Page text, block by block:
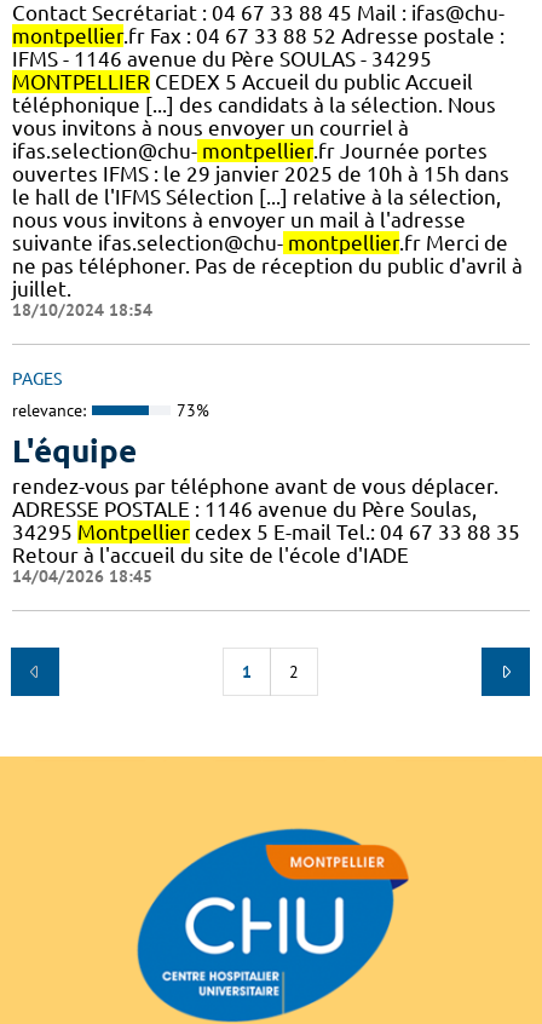
Contact Secrétariat : 04 67 33 88 45 Mail : ifas@chu-
montpellier.fr Fax : 04 67 33 88 52 Adresse postale :
IFMS - 1146 avenue du Père SOULAS - 34295
MONTPELLIER CEDEX 5 Accueil du public Accueil
téléphonique [...] des candidats à la sélection. Nous
vous invitons à nous envoyer un courriel à
ifas.selection@chu- montpellier.fr Journée portes
ouvertes IFMS : le 29 janvier 2025 de 10h à 15h dans
le hall de l'IFMS Sélection [...] relative à la sélection,
nous vous invitons à envoyer un mail à l'adresse
suivante ifas.selection@chu- montpellier.fr Merci de
ne pas téléphoner. Pas de réception du public d'avril à
juillet.
18/10/2024 18:54
PAGES
relevance: 73%
L'équipe
rendez-vous par téléphone avant de vous déplacer.
ADRESSE POSTALE : 1146 avenue du Père Soulas,
34295 Montpellier cedex 5 E-mail Tel.: 04 67 33 88 35
Retour à l'accueil du site de l'école d'IADE
14/04/2026 18:45
1 2